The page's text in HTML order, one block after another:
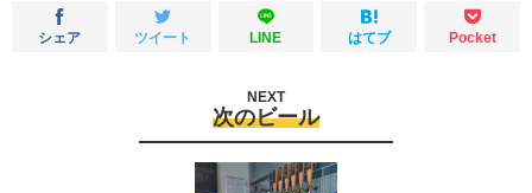
シェア ツイート LINE はてブ Pocket
次のビール
NEXT